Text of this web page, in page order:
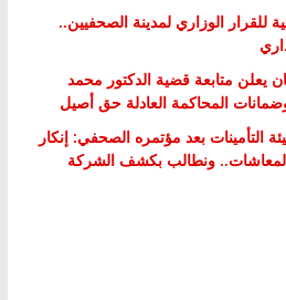
للقرار الوزاري لمدينة الصحفيين..
يعلن متابعة قضية الدكتور محمد
المحاكمة العادلة حق أصيل
التأمينات بعد مؤتمره الصحفي: إنكار
المعاشات.. ونطالب بكشف الشركة